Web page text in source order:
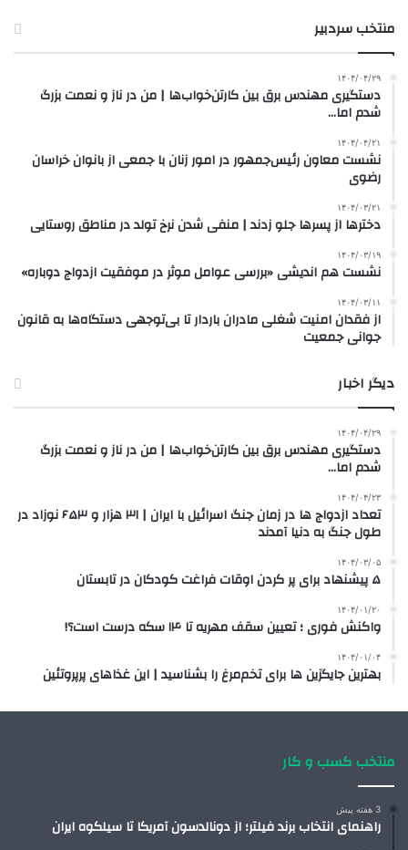
منتخب سردبیر
۱۴۰۴/۰۴/۲۹
دستگیری مهندس برق بین کارتن‌خواب‌ها | من در ناز و نعمت بزرگ
شدم اما…
۱۴۰۴/۰۴/۲۱
نشست معاون رئیس‌جمهور در امور زنان با جمعی از بانوان خراسان
رضوی
۱۴۰۴/۰۳/۲۱
دخترها از پسرها جلو زدند | منفی شدن نرخ تولد در مناطق روستایی
۱۴۰۴/۰۳/۱۹
نشست هم اندیشی «بررسی عوامل موثر در موفقیت ازدواج دوباره»
۱۴۰۴/۰۳/۱۱
از فقدان امنیت شغلی مادران باردار تا بی‌توجهی دستگاه‌ها به قانون
جوانی جمعیت
دیگر اخبار
۱۴۰۴/۰۴/۲۹
دستگیری مهندس برق بین کارتن‌خواب‌ها | من در ناز و نعمت بزرگ
شدم اما…
۱۴۰۴/۰۴/۲۳
تعداد ازدواج ها در زمان جنگ اسرائیل با ایران | ۳۱ هزار و ۶۵۳ نوزاد در
طول جنگ به دنیا آمدند
۱۴۰۴/۰۳/۰۵
۵ پیشنهاد برای پر کردن اوقات فراغت کودکان در تابستان
۱۴۰۴/۰۱/۲۰
واکنش فوری ؛ تعیین سقف مهریه تا ۱۴ سکه درست است؟!
۱۴۰۴/۰۱/۰۴
بهترین جایگزین ها برای تخم‌مرغ را بشناسید | این غذاهای پرپروتئین
منتخب کسب و کار
3 هفته پیش
راهنمای انتخاب برند فیلتر؛ از دونالدسون آمریکا تا سیلکوه ایران